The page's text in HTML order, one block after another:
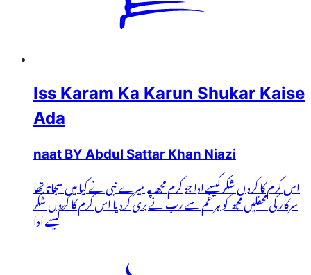
Iss Karam Ka Karun Shukar Kaise
Ada
naat BY Abdul Sattar Khan Niazi
اس کرم کا کروں شکر کیسے ادا جو کرم مجھ پہ میرے نبی نے کیا میں سجاتا تھا
سرکار کی محفلیں مجھ کو ہر غم سے رب نے بری کردیا اس کرم کا کروں شکر
کیسے ادا